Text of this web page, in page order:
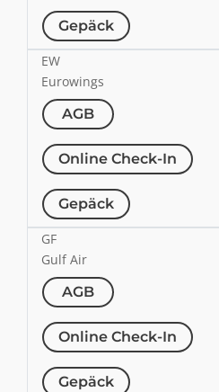
Gepäck
EW
Eurowings
AGB
Online Check-In
Gepäck
GF
Gulf Air
AGB
Online Check-In
Gepäck